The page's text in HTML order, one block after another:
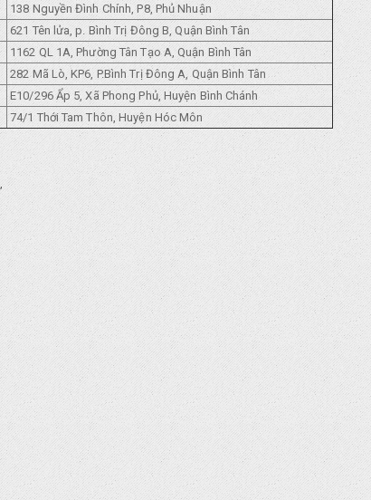
138 Nguyền Đình Chính, P8, Phủ Nhuận
621 Tên lửa, p. Bình Trị Đông B, Quận Bình Tân
1162 QL 1A, Phường Tân Tạo A, Quận Bình Tân
282 Mã Lò, KP6, P.Bình Trị Đông A, Quận Bình Tân
E10/296 Ẩp 5, Xã Phong Phủ, Huyện Bình Chánh
74/1 Thới Tam Thôn, Huyện Hóc Môn